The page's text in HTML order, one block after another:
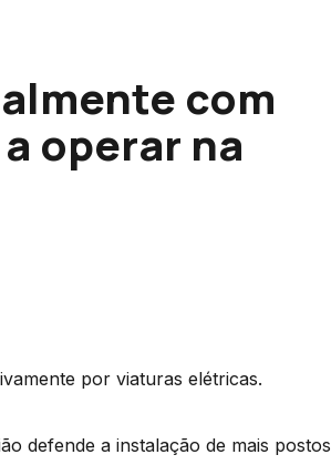
com
operar na
por viaturas elétricas.
defende a instalação de mais postos